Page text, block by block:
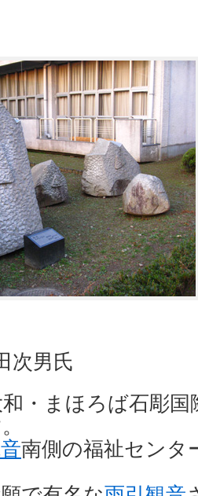
次男氏
・まほろば石彫
南側の福祉センタ